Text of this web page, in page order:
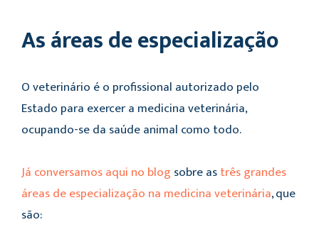
As áreas de especialização
O veterinário é o profissional autorizado pelo
Estado para exercer a medicina veterinária,
ocupando-se da saúde animal como todo.
Já conversamos aqui no blog sobre astrês grandes
áreas de especialização na medicina veterinária, que
são: